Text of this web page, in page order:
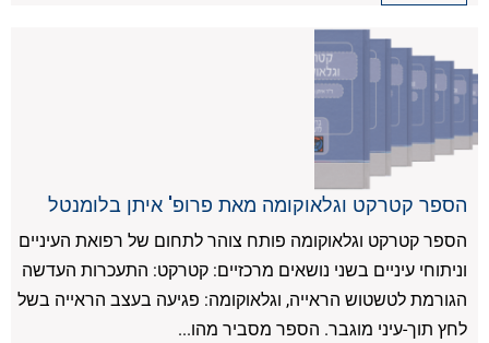
הספר קטרקט וגלאוקומה מאת פרופ' איתן בלומנטל
הספר קטרקט וגלאוקומה פותח צוהר לתחום של רפואת העיניים
וניתוחי עיניים בשני נושאים מרכזיים: קטרקט: התעכרות העדשה
הגורמת לטשטוש הראייה, וגלאוקומה: פגיעה בעצב הראייה בשל
לחץ תוך-עיני מוגבר. הספר מסביר מהו...